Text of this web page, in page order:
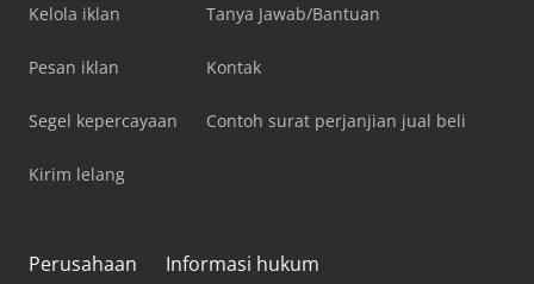
Kelola iklan
Pesan iklan
Segel kepercayaan
Kirim lelang
Tanya Jawab/Bantuan
Kontak
Contoh surat perjanjian jual beli
Perusahaan Informasi hukum